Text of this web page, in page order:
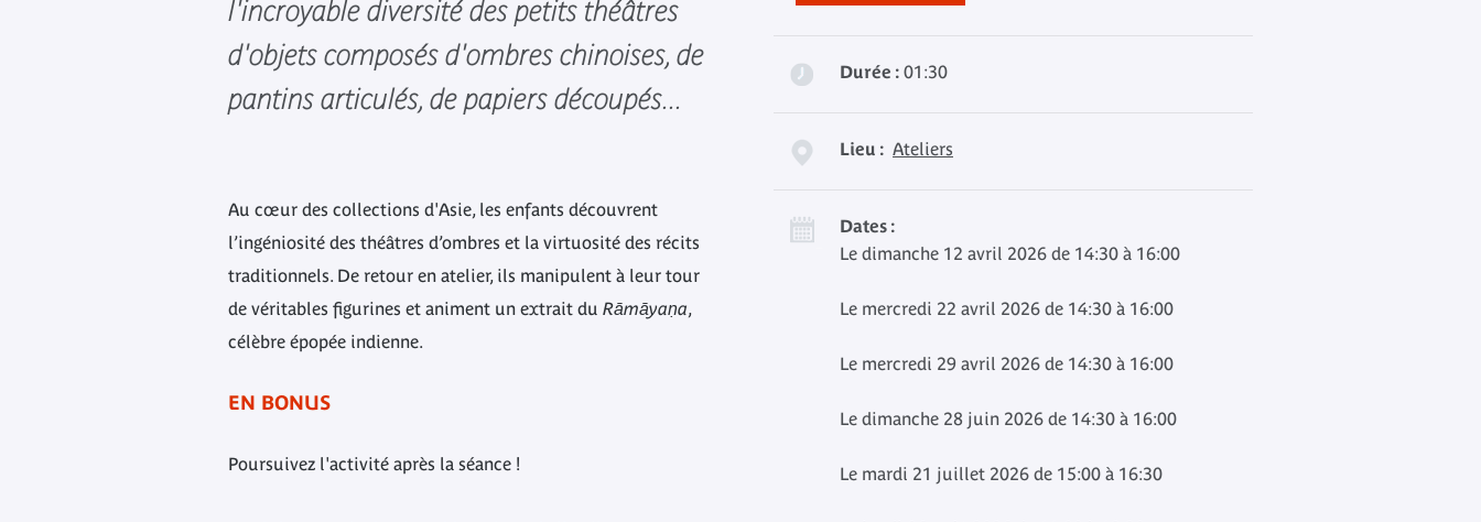
l'incroyable diversité des petits théâtres
d'objets composés d'ombres chinoises, de
pantins articulés, de papiers découpés...
Au cœur des collections d'Asie, les enfants découvrent
l’ingéniosité des théâtres d’ombres et la virtuosité des récits
traditionnels. De retour en atelier, ils manipulent à leur tour
de véritables figurines et animent un extrait du Rāmāyaṇa,
célèbre épopée indienne.
EN BONUS
Poursuivez l'activité après la séance !
Durée : 01:30
Lieu : Ateliers
Dates :
Le dimanche 12 avril 2026 de 14:30 à 16:00
Le mercredi 22 avril 2026 de 14:30 à 16:00
Le mercredi 29 avril 2026 de 14:30 à 16:00
Le dimanche 28 juin 2026 de 14:30 à 16:00
Le mardi 21 juillet 2026 de 15:00 à 16:30